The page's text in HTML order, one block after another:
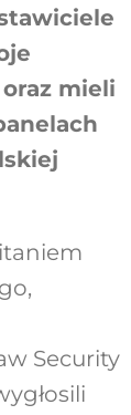
mieli
Security